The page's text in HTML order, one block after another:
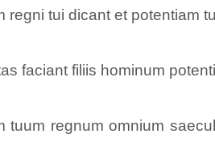
regni tui dicant et potentiam
faciant filiis hominum
tuum regnum omnium